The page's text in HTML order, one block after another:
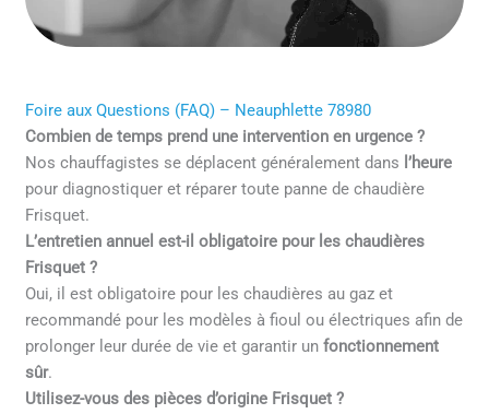
Foire aux Questions (FAQ) – Neauphlette 78980
Combien de temps prend une intervention en urgence ?
Nos chauffagistes se déplacent généralement dans l’heure
pour diagnostiquer et réparer toute panne de chaudière
Frisquet.
L’entretien annuel est-il obligatoire pour les chaudières
Frisquet ?
Oui, il est obligatoire pour les chaudières au gaz et
recommandé pour les modèles à fioul ou électriques afin de
prolonger leur durée de vie et garantir unfonctionnement
sûr.
Utilisez-vous des pièces d’origine Frisquet ?